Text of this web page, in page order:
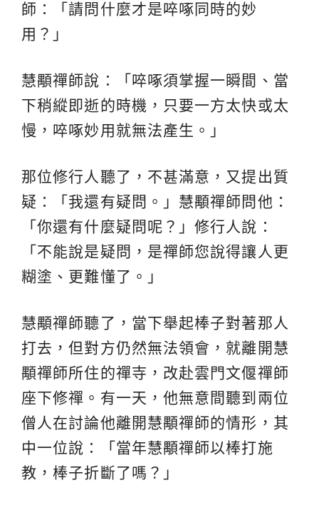
師：「請問什麼才是啐啄同時的妙
用？」
慧顒禪師說：「啐啄須掌握一瞬間、當
下稍縱即逝的時機，只要一方太快或太
慢，啐啄妙用就無法產生。」
那位修行人聽了，不甚滿意，又提出質
疑：「我還有疑問。」慧顒禪師問他：
「你還有什麼疑問呢？」修行人說：
「不能說是疑問，是禪師您說得讓人更
糊塗、更難懂了。」
慧顒禪師聽了，當下舉起棒子對著那人
打去，但對方仍然無法領會，就離開慧
顒禪師所住的禪寺，改赴雲門文偃禪師
座下修禪。有一天，他無意間聽到兩位
僧人在討論他離開慧顒禪師的情形，其
中一位說：「當年慧顒禪師以棒打施
教，棒子折斷了嗎？」